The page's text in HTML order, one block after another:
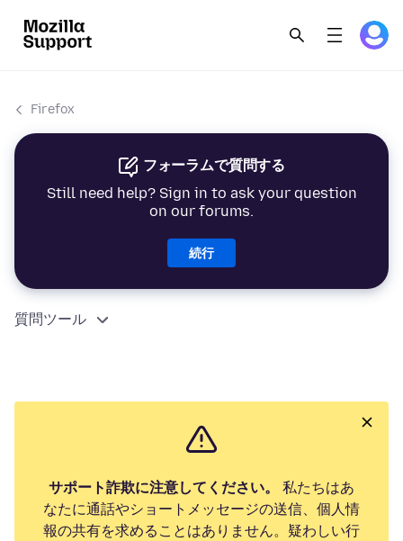
Firefox
フォーラムで質問する
Still need help? Sign in to ask your question
on our forums.
続行
質問ツール
サポート詐欺に注意してください。
私たちはあ
なたに通話やショートメッセージの送信、個人情
報の共有を求めることはありません。疑わしい行